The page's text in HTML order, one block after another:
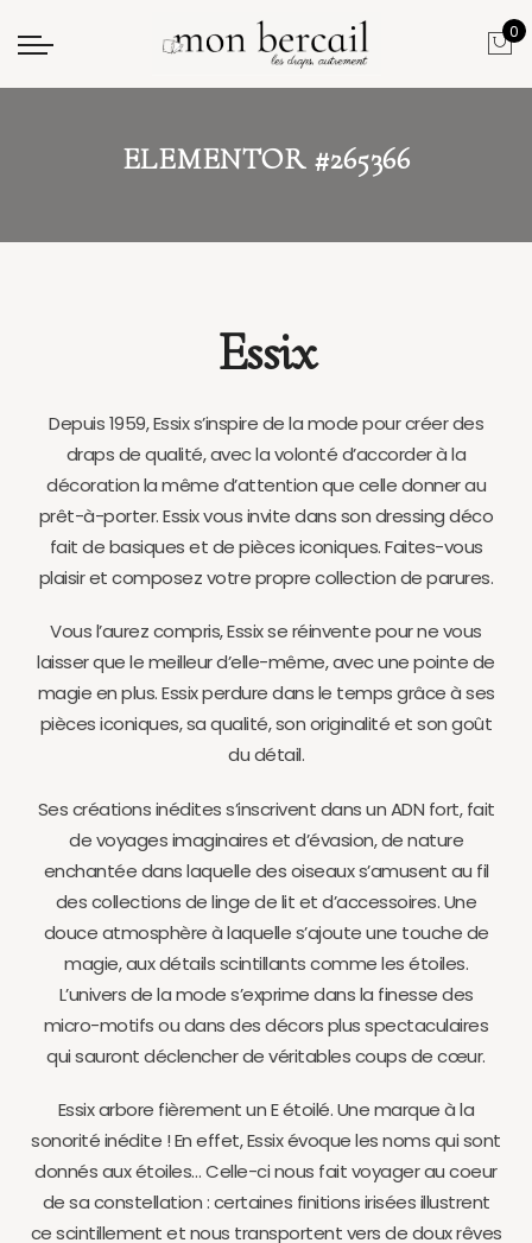
0
ELEMENTOR #265366
Essix
Depuis 1959, Essix s’inspire de la mode pour créer des
draps de qualité, avec la volonté d’accorder à la
décoration la même d’attention que celle donner au
prêt-à-porter. Essix vous invite dans son dressing déco
fait de basiques et de pièces iconiques. Faites-vous
plaisir et composez votre propre collection de parures.
Vous l’aurez compris, Essix se réinvente pour ne vous
laisser que le meilleur d’elle-même, avec une pointe de
magie en plus. Essix perdure dans le temps grâce à ses
pièces iconiques, sa qualité, son originalité et son goût
du détail.
Ses créations inédites s’inscrivent dans un ADN fort, fait
de voyages imaginaires et d’évasion, de nature
enchantée dans laquelle des oiseaux s’amusent au fil
des collections de linge de lit et d’accessoires. Une
douce atmosphère à laquelle s’ajoute une touche de
magie, aux détails scintillants comme les étoiles.
L’univers de la mode s’exprime dans la finesse des
micro-motifs ou dans des décors plus spectaculaires
qui sauront déclencher de véritables coups de cœur.
Essix arbore fièrement un E étoilé. Une marque à la
sonorité inédite ! En effet, Essix évoque les noms qui sont
donnés aux étoiles… Celle-ci nous fait voyager au coeur
de sa constellation : certaines finitions irisées illustrent
ce scintillement et nous transportent vers de doux rêves